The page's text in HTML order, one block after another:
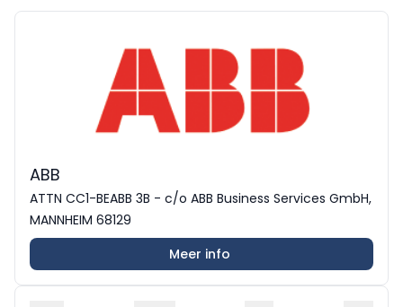
ABB
ATTN CC1-BEABB 3B - c/o ABB Business Services GmbH,
MANNHEIM 68129
Meer info